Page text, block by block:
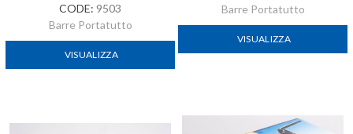
CODE: 9503
Barre Portatutto
VISUALIZZA
Barre Portatutto
VISUALIZZA